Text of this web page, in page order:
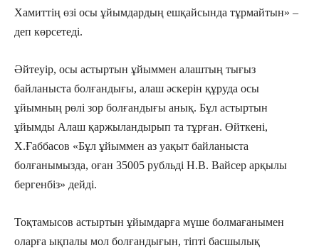
Хамиттің өзі осы ұйымдардың ешқайсында тұрмайтын» –
деп көрсетеді.
Әйтеуір, осы астыртын ұйыммен алаштың тығыз
байланыста болғандығы, алаш әскерін құруда осы
ұйымның рөлі зор болғандығы анық. Бұл астыртын
ұйымды Алаш қаржыландырып та тұрған. Өйткені,
Х.Ғаббасов «Бұл ұйыммен аз уақыт байланыста
болғанымызда, оған 35005 рубльді Н.В. Вайсер арқылы
бергенбіз» дейді.
Тоқтамысов астыртын ұйымдарға мүше болмағанымен
оларға ықпалы мол болғандығын, тіпті басшылық